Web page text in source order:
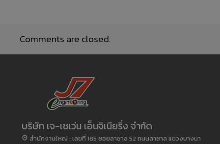
Comments are closed.
บริษัท เจ-เซเว่น เอ็นจิเนียริ่ง จำกัด
สำนักงานใหญ่ : เลขที่ 185 ซอยลาซาล 52 ถนนลาซาล แขวงบางนา